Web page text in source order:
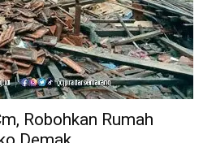
Robohkan Rumah